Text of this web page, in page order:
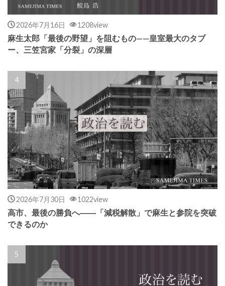
2026年7月16日 1208view
麻生太郎「最後の野望」を阻むもの——皇室最大のタブ
ー、三笠宮家「分裂」の深層
2026年7月30日 1022view
高市、最後の勝負へ――「減税解散」で麻生と参院を突破
できるのか